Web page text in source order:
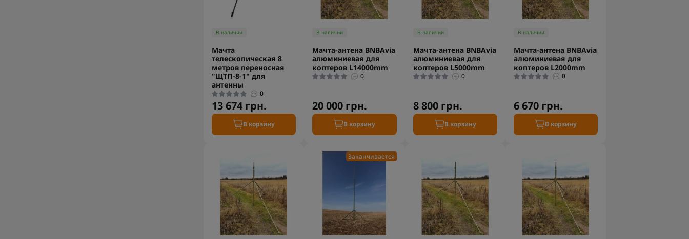
В наличии
Мачта
телескопическая 8
метров переносная
"ЩТП-8-1" для
антенны
0
13 674 грн.
В корзину
В наличии
Мачта-антена BNBAvia
алюминиевая для
коптеров L14000mm
0
20 000 грн.
В корзину
В наличии
Мачта-антена BNBAvia
алюминиевая для
коптеров L5000mm
0
8 800 грн.
В корзину
В наличии
Мачта-антена BNBAvia
алюминиевая для
коптеров L2000mm
0
6 670 грн.
В корзину
Заканчивается